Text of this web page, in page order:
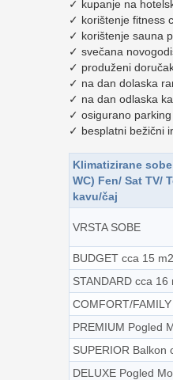
✓ kupanje na
✓ korištenje fitness
✓ korištenje sauna
✓ svečana
✓ produženi
✓ na dan dolaska
✓ na dan odlaska
✓ osigurano
✓ besplatni bežični
Klimatizirane
WC) Fen/ Sat TV/
kavu/čaj
VRSTA SOBE
BUDGET cca 15
STANDARD cca 16
COMFORT/
PREMIUM Pogled
SUPERIOR Balkon
DELUXE Pogled